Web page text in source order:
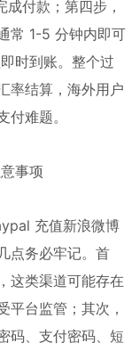
付款；第四步，
常 1-5 分钟内即可
时到账。整个过
率结算，海外用户
难题。
事项
充值新浪微博
点务必牢记。首
这类渠道可能存在
平台监管；其次，
码、支付密码、短